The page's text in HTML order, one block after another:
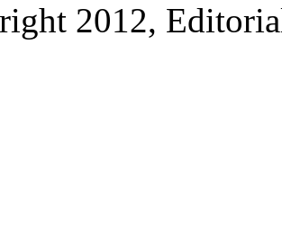
2012,